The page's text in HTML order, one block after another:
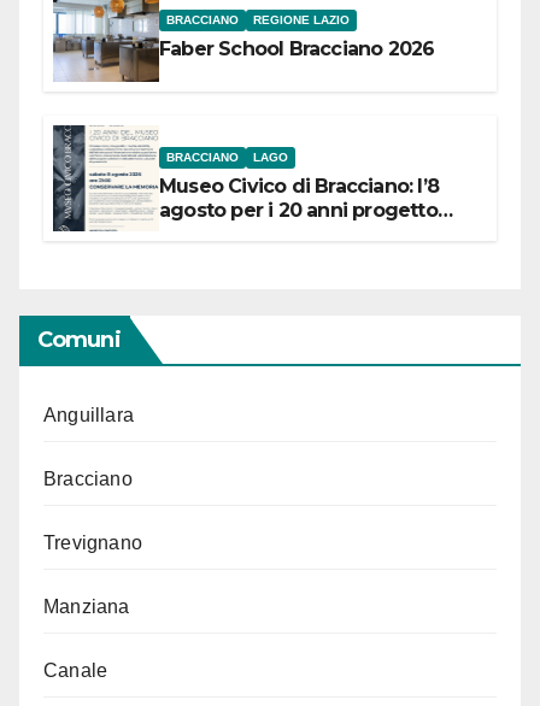
BRACCIANO REGIONE LAZIO
Faber School Bracciano 2026
BRACCIANO LAGO
Museo Civico di Bracciano: l’8
agosto per i 20 anni progetto
Comuni
Anguillara
Bracciano
Trevignano
Manziana
Canale